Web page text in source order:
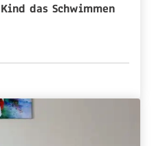
das Schwimmen